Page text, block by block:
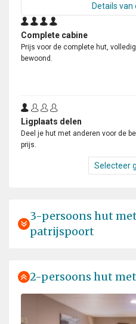
Details van
Complete cabine
Prijs voor de complete hut, volledig
bewoond.
Ligplaats delen
Deel je hut met anderen voor de
prijs.
3-persoons hut
patrijspoort
2-persoons hut